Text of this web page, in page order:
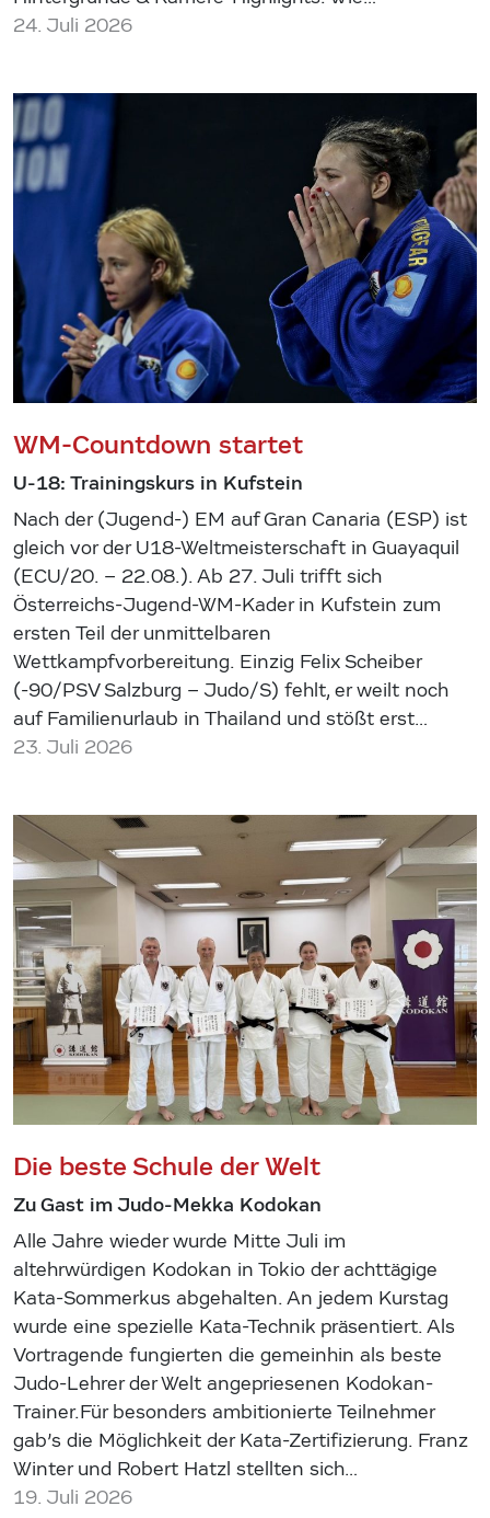
24. Juli 2026
WM-Countdown startet
U-18: Trainingskurs in Kufstein
Nach der (Jugend-) EM auf Gran Canaria (ESP) ist
gleich vor der U18-Weltmeisterschaft in Guayaquil
(ECU/20. – 22.08.). Ab 27. Juli trifft sich
Österreichs-Jugend-WM-Kader in Kufstein zum
ersten Teil der unmittelbaren
Wettkampfvorbereitung. Einzig Felix Scheiber
(-90/PSV Salzburg – Judo/S) fehlt, er weilt noch
auf Familienurlaub in Thailand und stößt erst…
23. Juli 2026
Die beste Schule der Welt
Zu Gast im Judo-Mekka Kodokan
Alle Jahre wieder wurde Mitte Juli im
altehrwürdigen Kodokan in Tokio der achttägige
Kata-Sommerkus abgehalten. An jedem Kurstag
wurde eine spezielle Kata-Technik präsentiert. Als
Vortragende fungierten die gemeinhin als beste
Judo-Lehrer der Welt angepriesenen Kodokan-
Trainer.Für besonders ambitionierte Teilnehmer
gab’s die Möglichkeit der Kata-Zertifizierung. Franz
Winter und Robert Hatzl stellten sich…
19. Juli 2026